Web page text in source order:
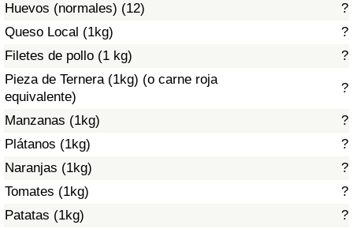
Huevos (normales) (12)
?
Queso Local (1kg)
?
Filetes de pollo (1 kg)
?
Pieza de Ternera (1kg) (o carne roja
equivalente)
?
Manzanas (1kg)
?
Plátanos (1kg)
?
Naranjas (1kg)
?
Tomates (1kg)
?
Patatas (1kg)
?
Índice de Sanidad
Índice de Sanidad por País
Contaminación
Índice de Contaminación (Actual)
Índice de contaminación
Índice de Contaminación por País